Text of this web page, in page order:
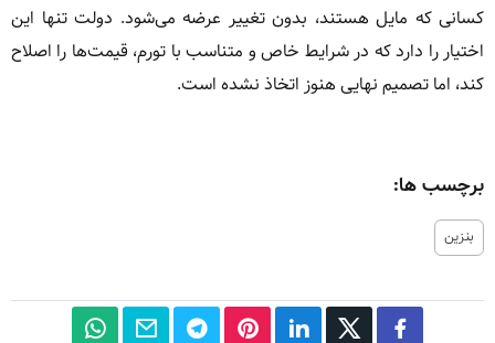
کسانی که مایل هستند، بدون تغییر عرضه می‌شود. دولت تنها این
اختیار را دارد که در شرایط خاص و متناسب با تورم، قیمت‌ها را اصلاح
کند، اما تصمیم نهایی هنوز اتخاذ نشده است.
برچسب ها:
بنزین